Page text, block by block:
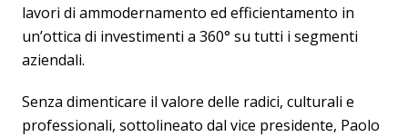
lavori di ammodernamento ed efficientamento in
un’ottica di investimenti a 360° su tutti i segmenti
aziendali.
Senza dimenticare il valore delle radici, culturali e
professionali, sottolineato dal vice presidente, Paolo